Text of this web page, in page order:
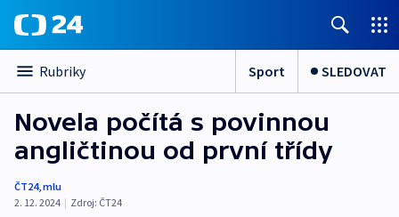
Rubriky Sport SLEDOVAT
Novela počítá s povinnou
angličtinou od první třídy
ČT24,mlu
2. 12. 2024 | Zdroj: ČT24